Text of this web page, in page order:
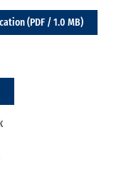
(PDF / 1.0 MB)